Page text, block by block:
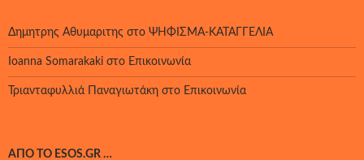
Δημητρης Αθυμαριτης στο ΨΗΦΙΣΜΑ-ΚΑΤΑΓΓΕΛΙΑ
Ioanna Somarakaki στο Επικοινωνία
Τριανταφυλλιά Παναγιωτάκη στο Επικοινωνία
ΑΠΌ ΤΟ ESOS.GR …